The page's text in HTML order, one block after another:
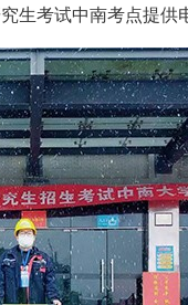
生考试中南考点提供